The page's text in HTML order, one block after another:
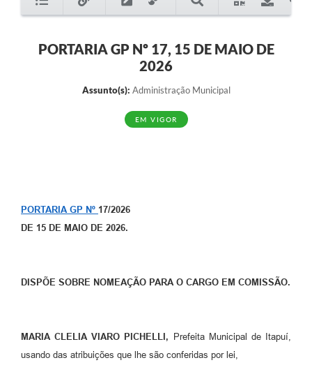
PORTARIA GP Nº 17, 15 DE MAIO DE
2026
Assunto(s): Administração Municipal
EM VIGOR
PORTARIA GP Nº 17/2026
DE 15 DE MAIO DE 2026.
DISPÕE SOBRE NOMEAÇÃO PARA O CARGO EM COMISSÃO.
MARIA CLELIA VIARO PICHELLI, Prefeita Municipal de Itapuí,
usando das atribuições que lhe são conferidas por lei,